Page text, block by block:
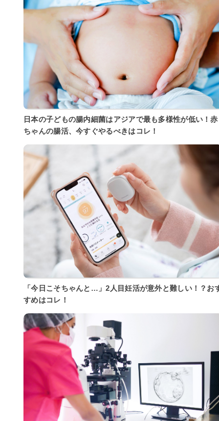
日本の子どもの腸内細菌はアジアで最も多様性が低い！赤
ちゃんの腸活、今すぐやるべきはコレ！
「今日こそちゃんと…」2人目妊活が意外と難しい！？お
すめはコレ！